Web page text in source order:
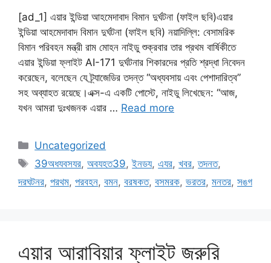
[ad_1] এয়ার ইন্ডিয়া আহমেদাবাদ বিমান দুর্ঘটনা (ফাইল ছবি)এয়ার
ইন্ডিয়া আহমেদাবাদ বিমান দুর্ঘটনা (ফাইল ছবি) নয়াদিল্লি: বেসামরিক
বিমান পরিবহন মন্ত্রী রাম মোহন নাইডু শুক্রবার তার প্রথম বার্ষিকীতে
এয়ার ইন্ডিয়া ফ্লাইট AI-171 দুর্ঘটনার শিকারদের প্রতি শ্রদ্ধা নিবেদন
করেছেন, বলেছেন যে ট্র্যাজেডির তদন্ত “অধ্যবসায় এবং পেশাদারিত্ব”
সহ অব্যাহত রয়েছে।এক্স-এ একটি পোস্টে, নাইডু লিখেছেন: “আজ,
যখন আমরা দুঃখজনক এয়ার … Read more
Categories
Uncategorized
Tags
39অধযবসযর,অবযহত39,ইনডয,এযর,খবর,তদনত,
দরঘটনর, পরথম, পরবহন, বমন, বরষকত, বসমরক, ভরতর, মনতর, সঙগ
এয়ার আরাবিয়ার ফ্লাইট জরুরি